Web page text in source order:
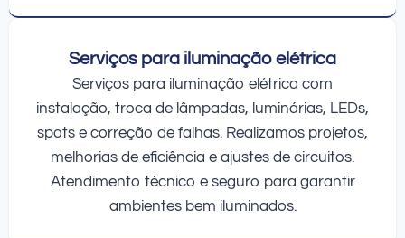
Serviços para iluminação elétrica
Serviços para iluminação elétrica com
instalação, troca de lâmpadas, luminárias, LEDs,
spots e correção de falhas. Realizamos projetos,
melhorias de eficiência e ajustes de circuitos.
Atendimento técnico e seguro para garantir
ambientes bem iluminados.